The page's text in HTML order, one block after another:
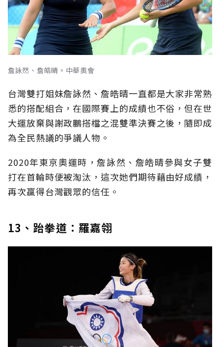
詹詠然、詹皓晴。中華奧會
台灣雙打姐妹詹詠然、詹皓晴一直都是大家非常熟
悉的搭配組合，在國際賽上的成績也不俗，但在世
大運放棄與謝政鵬搭檔之混雙準決賽之後，隨即成
為全民熱議的爭議人物。
2020年東京奧運時，詹詠然、詹皓晴參與女子雙
打在首輪時便被淘汰，這次她們期待藉由好成績，
再次贏得台灣觀眾的信任。
13、跆拳道：羅嘉翎